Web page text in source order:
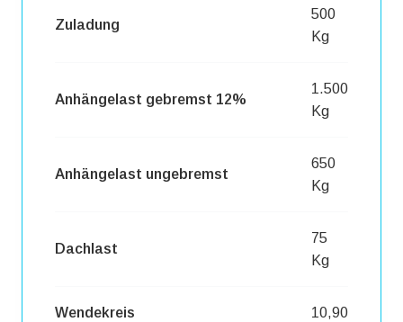
Zuladung
500
Kg
Anhängelast gebremst 12%
1.500
Kg
Anhängelast ungebremst
650
Kg
Dachlast
75
Kg
Wendekreis 10,90